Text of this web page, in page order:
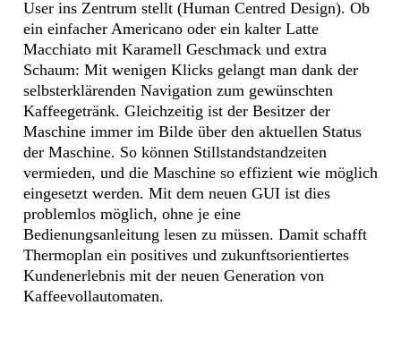
User ins Zentrum stellt (Human Centred Design). Ob
ein einfacher Americano oder ein kalter Latte
Macchiato mit Karamell Geschmack und extra
Schaum: Mit wenigen Klicks gelangt man dank der
selbsterklärenden Navigation zum gewünschten
Kaffeegetränk. Gleichzeitig ist der Besitzer der
Maschine immer im Bilde über den aktuellen Status
der Maschine. So können Stillstandstandzeiten
vermieden, und die Maschine so effizient wie möglich
eingesetzt werden. Mit dem neuen GUI ist dies
problemlos möglich, ohne je eine
Bedienungsanleitung lesen zu müssen. Damit schafft
Thermoplan ein positives und zukunftsorientiertes
Kundenerlebnis mit der neuen Generation von
Kaffeevollautomaten.